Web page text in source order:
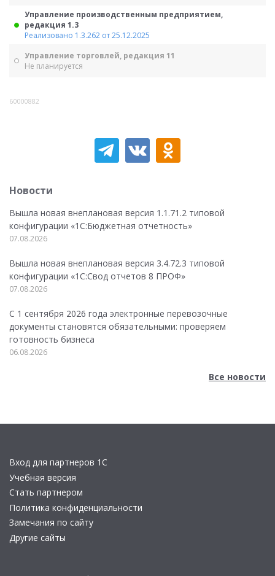
Управление производственным предприятием,
редакция 1.3
Реализовано 1.3.262 от 25.12.2025
Управление торговлей, редакция 11
Не планируется
60000882
Новости
Вышла новая внеплановая версия 1.1.71.2 типовой
конфигурации «1C:Бюджетная отчетность»
07.08.2026
Вышла новая внеплановая версия 3.4.72.3 типовой
конфигурации «1C:Свод отчетов 8 ПРОФ»
07.08.2026
С 1 сентября 2026 года электронные перевозочные
документы становятся обязательными: проверяем
готовность бизнеса
06.08.2026
Все новости
Вход для партнеров 1С
Учебная версия
Стать партнером
Политика конфиденциальности
Замечания по сайту
Другие сайты